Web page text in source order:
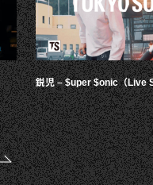
鋭児 – $uper $onic（Live